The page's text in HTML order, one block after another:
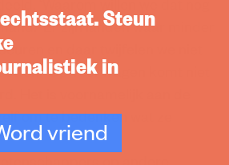
‘Er zijn landen waar minder
en daar twijfelen we niet
Op veel vragen komt niet
Het is voornamelijk aan de
om te bedenken wat ze
Steun
in
vriend